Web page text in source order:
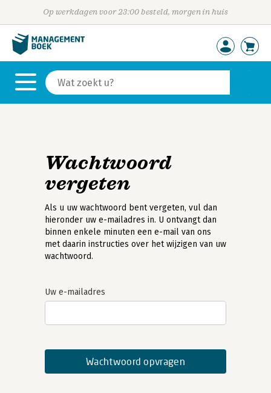
Op werkdagen voor 23:00 besteld, morgen in huis
Wachtwoord
vergeten
Als u uw wachtwoord bent vergeten, vul dan
hieronder uw e-mailadres in. U ontvangt dan
binnen enkele minuten een e-mail van ons
met daarin instructies over het wijzigen van uw
wachtwoord.
Uw e-mailadres